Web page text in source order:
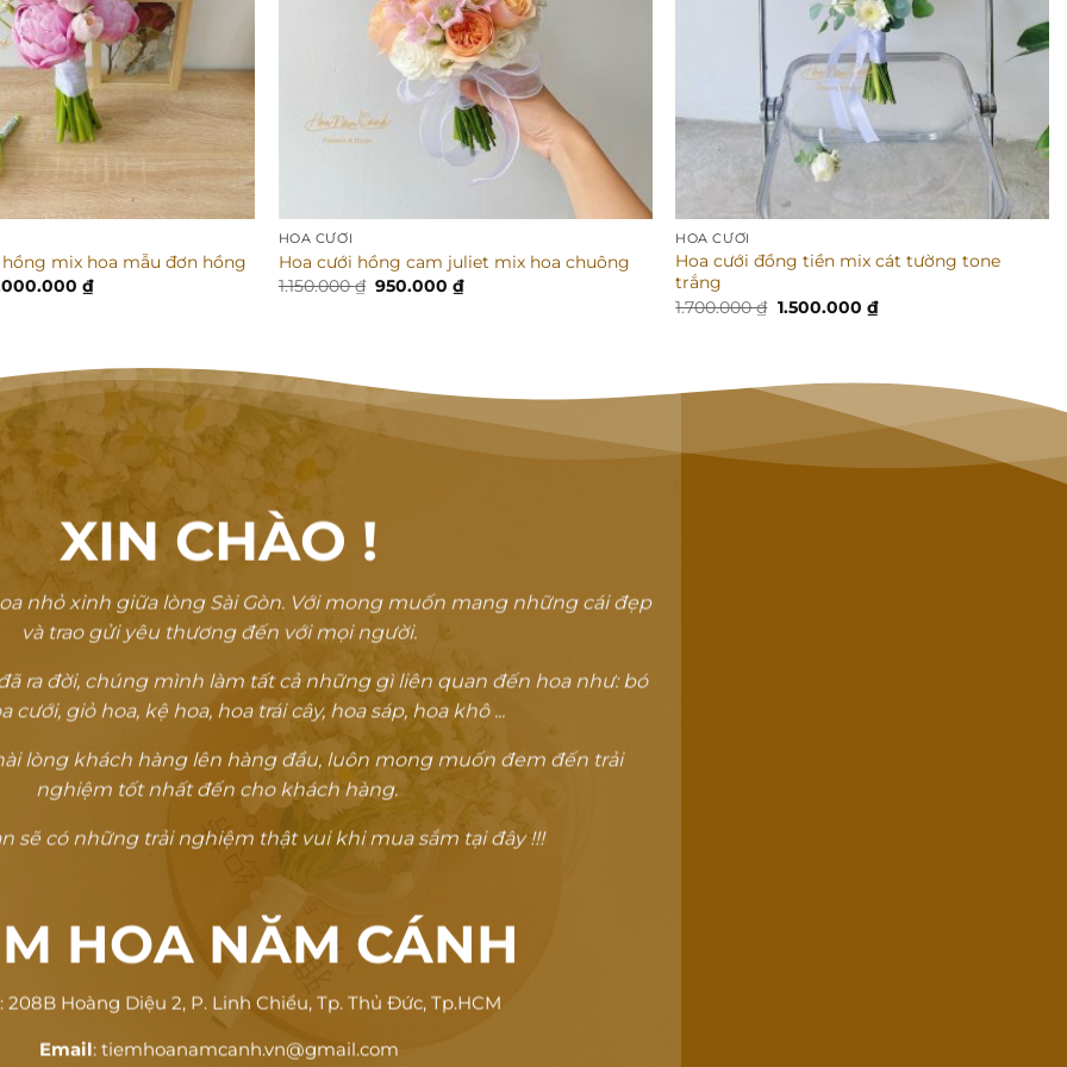
mix hoa mẫu đơn hồng
₫Giá
hiện
HOA CƯỚI
Hoa cưới hồng cam juliet mix hoa chuông
1.150.000₫ Giá
950.000₫Giá
HOA CƯỚI
Hoa cưới đồng tiền mix cát tường tone
trắng
1.700.000₫ Giá
1.500.000 ₫Giá
hiện
XIN CHÀO !
nhỏ xinh giữa lòng Sài Gòn. Với mong muốn mang những cái đẹp
và trao gửi yêu thương đến với mọi người.
ra đời, chúng mình làm tất cả những gì liên quan đến hoa như: bó
cưới, giỏ hoa, kệ hoa, hoa trái cây, hoa sáp, hoa khô ...
lòng khách hàng lên hàng đầu, luôn mong muốn đem đến trải
nghiệm tốt nhất đến cho khách hàng.
sẽ có những trải nghiệm thật vui khi mua sắm tại đây !!!
HOA NĂM CÁNH
: 208B Hoàng Diệu 2, P. Linh Chiểu, Tp. Thủ Đức, Tp.HCM
Email: tiemhoanamcanh.vn@gmail.com